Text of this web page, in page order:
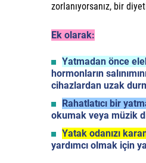
zorlanıyorsanız, bir
Ek olarak:
Yatmadan önce
hormonların
cihazlardan uzak
Rahatlatıcı bir
okumak veya müzik
Yatak odanızı
yardımcı olmak için